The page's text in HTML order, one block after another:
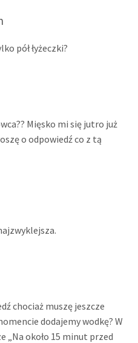
pół łyżeczki?
Mięsko mi się jutro już
o odpowiedź co z tą
chociaż muszę jeszcze
dodajemy wodkę? W
„Na około 15 minut przed